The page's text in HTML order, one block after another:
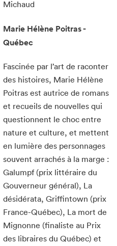
Michaud
Marie Hélène Poitras -
Québec
Fascinée par l’art de raconter
des histoires, Marie Hélène
Poitras est autrice de romans
et recueils de nouvelles qui
questionnent le choc entre
nature et culture, et mettent
en lumière des personnages
souvent arrachés à la marge :
Galumpf (prix littéraire du
Gouverneur général), La
désidérata, Griffintown (prix
France-Québec), La mort de
Mignonne (finaliste au Prix
des libraires du Québec) et